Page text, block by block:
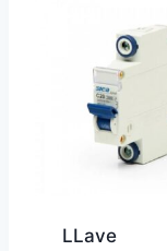
LLave